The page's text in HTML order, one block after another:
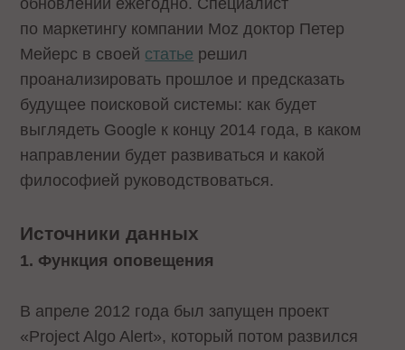
по маркетингу компании Moz доктор Петер
Мейерс в своей статье решил
проанализировать прошлое и предсказать
будущее поисковой системы: как будет
выглядеть Google к концу 2014 года, в каком
направлении будет развиваться и какой
философией руководствоваться.
Источники данных
1. Функция оповещения
В апреле 2012 года был запущен проект
«Project Algo Alert», который потом развился